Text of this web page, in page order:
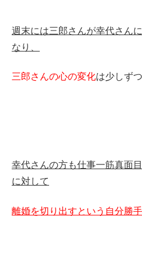
週末には三郎さんが幸代さん
なり、
三郎さんの心の変化は少しず
幸代さんの方も仕事一筋真面
に対して
離婚を切り出すという自分勝